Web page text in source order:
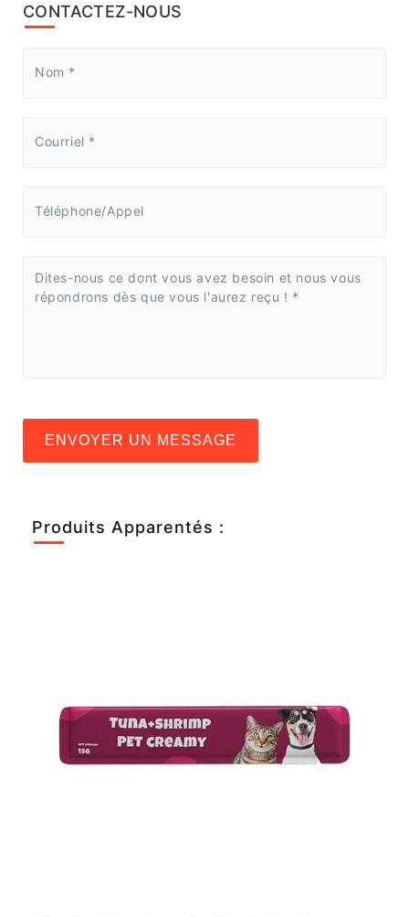
CONTACTEZ-NOUS
ENVOYER UN MESSAGE
Produits Apparentés :